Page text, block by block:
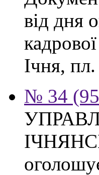
від дня
Ічня,
№ 34